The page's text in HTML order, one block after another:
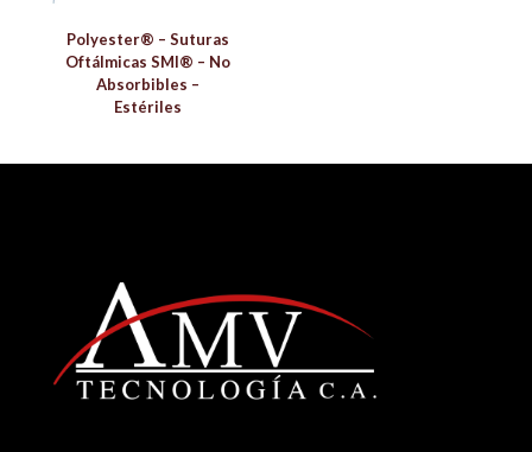
Polyester® – Suturas
Oftálmicas SMI® – No
Absorbibles –
Estériles